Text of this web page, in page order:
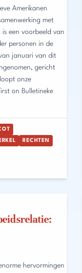
Amerikanen
met
een voorbeeld van
personen in de
januari van dit
gericht
onze
on Bulletineke
RECHTEN
hervormingen